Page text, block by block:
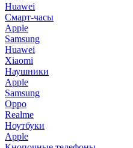
Huawei
Смарт-часы
Apple
Samsung
Huawei
Xiaomi
Наушники
Apple
Samsung
Oppo
Realme
Ноутбуки
Apple